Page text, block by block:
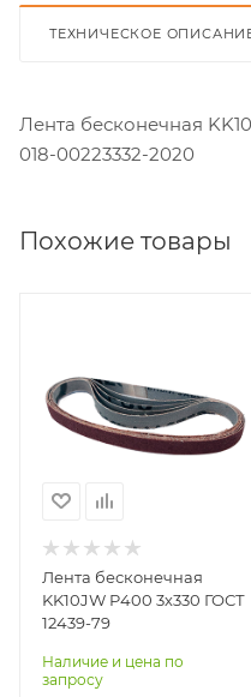
ТЕХНИЧЕСКОЕ
Лента бесконечная
018-00223332-2020
Похожие товары
Лента бесконечная
KK10JW P400 3х330 ГОСТ
12439-79
Наличие и цена по
запросу